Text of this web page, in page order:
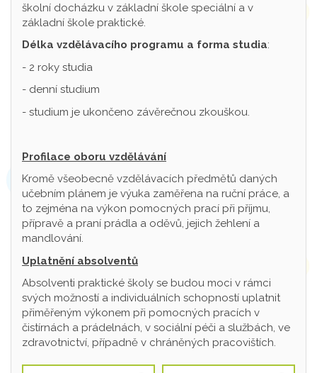
školní docházku v základní škole speciální a v
základní škole praktické.
Délka vzdělávacího programu a forma studia:
- 2 roky studia
- denní studium
- studium je ukončeno závěrečnou zkouškou.
Profilace oboru vzdělávání
Kromě všeobecně vzdělávacích předmětů daných
učebním plánem je výuka zaměřena na ruční práce, a
to zejména na výkon pomocných prací při příjmu,
přípravě a praní prádla a oděvů, jejich žehlení a
mandlování.
Uplatnění absolventů
Absolventi praktické školy se budou moci v rámci
svých možností a individuálních schopností uplatnit
přiměřeným výkonem při pomocných pracích v
čistírnách a prádelnách, v sociální péči a službách, ve
zdravotnictví, případně v chráněných pracovištích.